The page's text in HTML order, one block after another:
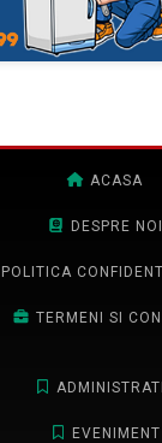
ACASA
DESPRE NOI
POLITICA
TERMENI SI
EVENIMENT